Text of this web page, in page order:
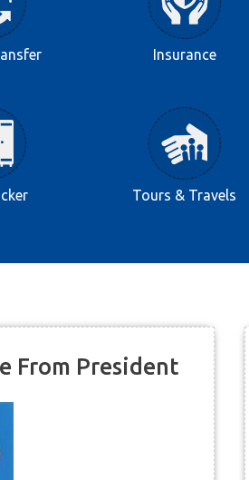
Insurance
Tours & Travels
From President